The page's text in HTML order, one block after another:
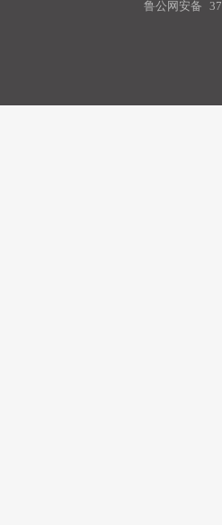
鲁公网安备